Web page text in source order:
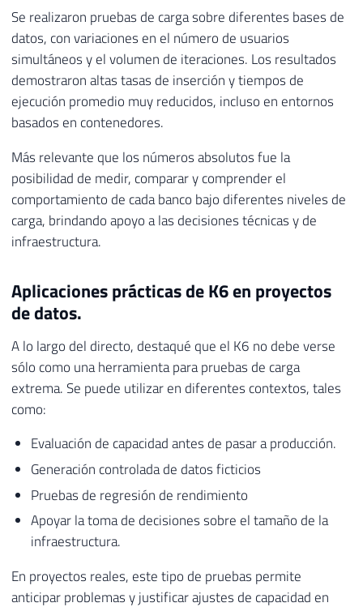
Se realizaron pruebas de carga sobre diferentes bases de
datos, con variaciones en el número de usuarios
simultáneos y el volumen de iteraciones. Los resultados
demostraron altas tasas de inserción y tiempos de
ejecución promedio muy reducidos, incluso en entornos
basados ​​en contenedores.
Más relevante que los números absolutos fue la
posibilidad de medir, comparar y comprender el
comportamiento de cada banco bajo diferentes niveles de
carga, brindando apoyo a las decisiones técnicas y de
infraestructura.
Aplicaciones prácticas de K6 en proyectos
de datos.
A lo largo del directo, destaqué que el K6 no debe verse
sólo como una herramienta para pruebas de carga
extrema. Se puede utilizar en diferentes contextos, tales
como:
Evaluación de capacidad antes de pasar a producción.
Generación controlada de datos ficticios
Pruebas de regresión de rendimiento
Apoyar la toma de decisiones sobre el tamaño de la
infraestructura.
En proyectos reales, este tipo de pruebas permite
anticipar problemas y justificar ajustes de capacidad en